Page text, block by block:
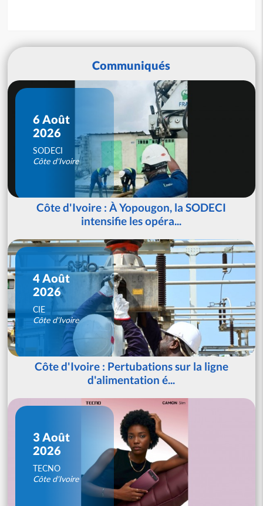
Communiqués
6 Août
2026
SODECI
Côte d'Ivoire
Côte d'Ivoire : À Yopougon, la SODECI
intensifie les opéra...
4 Août
2026
CIE
Côte d'Ivoire
Côte d'Ivoire : Pertubations sur la ligne
d'alimentation é...
3 Août
2026
TECNO
Côte d'Ivoire